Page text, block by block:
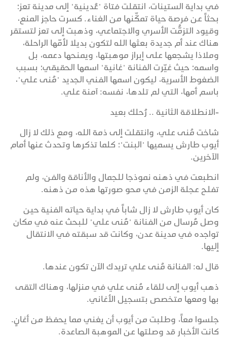
في بداية الستينات، انتقلت فتاة "عُدينية" إلى مدينة تعز؛
بحثاً عن فرصة حياة تمكِّنها من الغناء. كسرت حاجز المنع،
وقيود التزمُّت الأسري والاجتماعي، وذهبت إلى تعز لتستقر
هناك عند أم جديدة بعثها الله لتكون بديلا لأمّها الراحلة،
وملاذا يشجعها على إبراز موهبتها، ويمنحها دعمه، بل
واسمه؛ حيث غيّرت الفنانة "غانية" اسمها الحقيقي؛ بسبب
الضغوط الأسرية، ليكون اسمها الفني الجديد "مُنى علي"،
باسم أمها، التي لم تلدها، نفسه: آمنة علي.
-الانطلاقة الثانية .. رُحلك بعيد
شاخت مُنى علي، وانتقلت إلى ذمة الله، ومع ذلك لا زال
أيوب طارش يسميها "البنت"؛ كلما تذكرها وتحدث عنها أمام
الآخرين.
انطبعت في ذهنه نموذجا للجمال والأناقة والفن، ولم
تفلح عجلة الزمن في محو صورتها هذه من ذهنه.
كان أيوب طارش لا زال شاباً في بداية حياته الفنية حين
وصل مُرسال من الفنانة "مُنى علي" للبحث عنه في مكان
تواجده في مدينة عدن، وكانت قد سبقته في الانتقال
إليها.
قال له: الفنانة مُنى علي تريدك الآن تكون عندها.
ذهب أيوب إلى للقاء مُنى علي في منزلها، وهناك التقى
بها ومعها متخصص بتسجيل الأغاني.
جلسوا معاً، وطلبت من أيوب أن يغني مما يحفظ من أغانٍ.
كانت الأخبار قد وصلتها عن الموهبة الصاعدة.